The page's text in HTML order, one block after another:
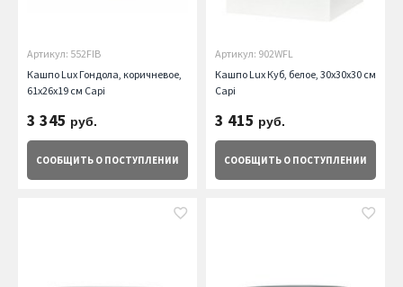
Артикул: 552FIB
Кашпо Lux Гондола, коричневое,
61х26х19 см Capi
3 345 руб.
СООБЩИТЬ О ПОСТУПЛЕНИИ
Артикул: 902WFL
Кашпо Lux Куб, белое, 30х30х30 см
Capi
3 415 руб.
СООБЩИТЬ О ПОСТУПЛЕНИИ